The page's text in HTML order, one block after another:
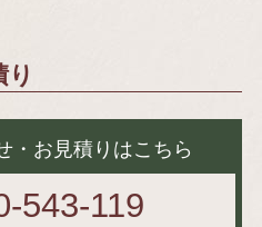
・お見積りはこちら
543-119